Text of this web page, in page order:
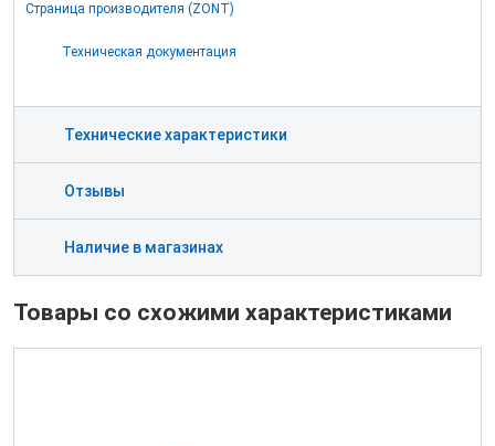
Страница производителя (ZONT)
Техническая документация
Технические характеристики
Отзывы
Наличие в магазинах
Товары со схожими характеристиками